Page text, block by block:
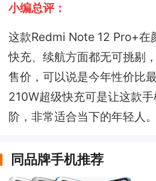
小编总评：
这款Redmi Note 12 Pro+在
快充、续航方面都无可挑剔
售价，可以说是今年性价比
210W超级快充可是让这款
阶，非常适合当下的年轻人。
同品牌手机推荐